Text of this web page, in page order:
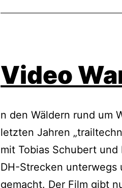
Video
n den Wäldern rund um
letzten Jahren
mit Tobias Schubert
DH-Strecken unterwegs
gemacht. Der Film gibt